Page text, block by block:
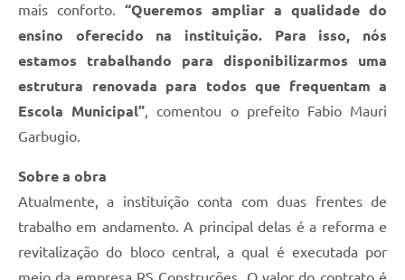
mais conforto. “Queremos ampliar a qualidade do
ensino oferecido na instituição. Para isso, nós
estamos trabalhando para disponibilizarmos uma
estrutura renovada para todos que frequentam a
Escola Municipal” , comentou o prefeito Fabio Mauri
Garbugio.
Sobre a obra
Atualmente, a instituição conta com duas frentes de
trabalho em andamento. A principal delas é a reforma e
revitalização do bloco central, a qual é executada por